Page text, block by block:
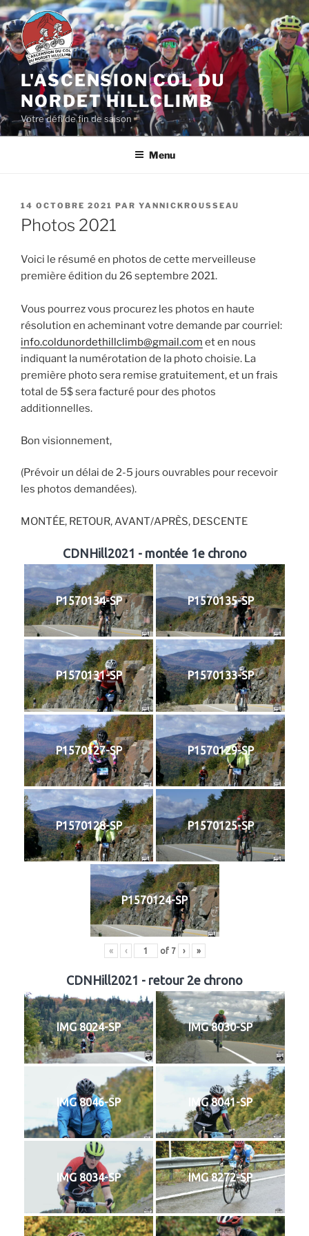
Aller
au
contenu
principal
L'ASCENSION COL DU
NORDET HILLCLIMB
Votre défi de fin de saison
Menu
PUBLIÉ
LE
14 OCTOBRE 2021 PAR YANNICKROUSSEAU
Photos 2021
Voici le résumé en photos de cette merveilleuse
première édition du 26 septembre 2021.
Vous pourrez vous procurez les photos en haute
résolution en acheminant votre demande par courriel:
info.coldunordethillclimb@gmail.com et en nous
indiquant la numérotation de la photo choisie. La
première photo sera remise gratuitement, et un frais
total de 5$ sera facturé pour des photos
additionnelles.
Bon visionnement,
(Prévoir un délai de 2-5 jours ouvrables pour recevoir
les photos demandées).
MONTÉE, RETOUR, AVANT/APRÈS, DESCENTE
CDNHill2021 - montée 1e chrono
P1570134-SP P1570135-SP
P1570131-SP P1570133-SP
P1570127-SP P1570129-SP
P1570128-SP P1570125-SP
P1570124-SP
« ‹ of 7 › »
CDNHill2021 - retour 2e chrono
IMG 8024-SP IMG 8030-SP
IMG 8046-SP IMG 8041-SP
IMG 8034-SP IMG 8272-SP